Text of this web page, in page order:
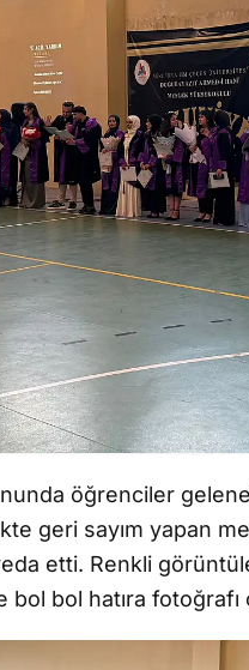
öğrenciler
geri sayım yapan
etti. Renkli
bol bol hatıra fotoğrafı